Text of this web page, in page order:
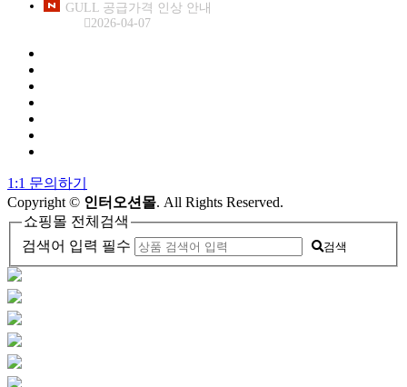
GULL 공급가격 인상 안내
2026-04-07
1:1 문의하기
Copyright © 인터오션몰. All Rights Reserved.
쇼핑몰 전체검색
검색어 입력 필수
검색